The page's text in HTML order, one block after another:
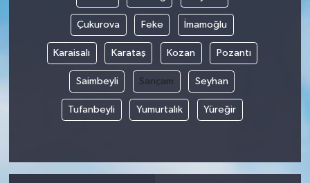
Çukurova Feke İmamoğlu
Karaisalı Karataş Kozan Pozantı
Saimbeyli Sarıçam Seyhan
Tufanbeyli Yumurtalık Yüreğir